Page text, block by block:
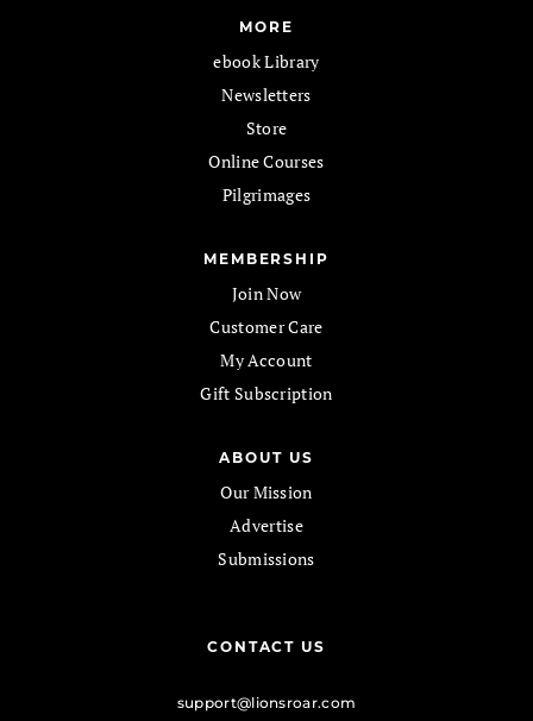
MORE
ebook Library
Newsletters
Store
Online Courses
Pilgrimages
MEMBERSHIP
Join Now
Customer Care
My Account
Gift Subscription
ABOUT US
Our Mission
Advertise
Submissions
CONTACT US
support@lionsroar.com